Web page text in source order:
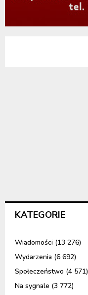
KATEGORIE
Wiadomości (13 276)
Wydarzenia (6 692)
Społeczeństwo (4 571)
Na sygnale (3 772)